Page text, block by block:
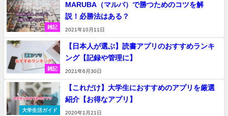
雑記
MARUBA（マルバ）で勝つためのコツを解
説！必勝法はある？
2021年10月11日
雑記
【日本人が選ぶ】読書アプリのおすすめランキ
ング【記録や管理に】
2021年6月30日
大学生活ガイド
【これだけ】大学生におすすめのアプリを厳選
紹介【お得なアプリ】
2020年1月21日